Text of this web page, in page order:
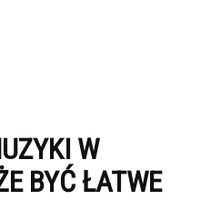
W
BYĆ ŁATWE